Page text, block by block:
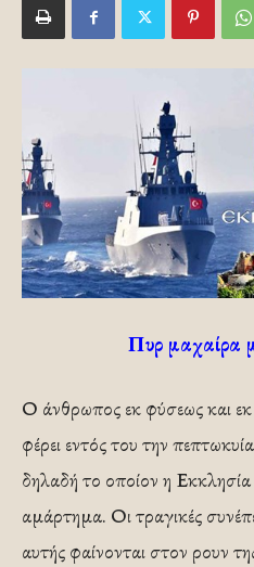
Πυρ μαχαίρα
Ο άνθρωπος εκ φύσεως και
φέρει εντός του την
δηλαδή το οποίον η
αμάρτημα. Οι τραγικές
αυτής φαίνονται στον ρουν